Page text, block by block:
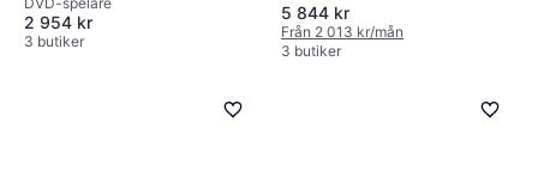
2 954 kr
3 butiker
5 844 kr
Från 2 013 kr/mån
3 butiker